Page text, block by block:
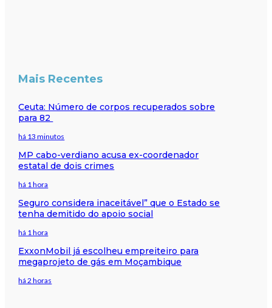
Mais Recentes
Ceuta: Número de corpos recuperados sobre
para 82
há 13 minutos
MP cabo-verdiano acusa ex-coordenador
estatal de dois crimes
há 1 hora
Seguro considera inaceitável” que o Estado se
tenha demitido do apoio social
há 1 hora
ExxonMobil já escolheu empreiteiro para
megaprojeto de gás em Moçambique
há 2 horas